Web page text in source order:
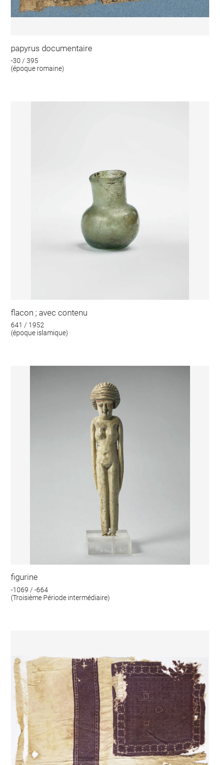
papyrus documentaire
-30 / 395
(époque romaine)
flacon ; avec contenu
641 / 1952
(époque islamique)
figurine
-1069 / -664
(Troisième Période intermédiaire)